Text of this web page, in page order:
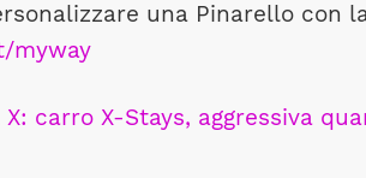
una Pinarello con
myway
carro X-Stays, aggressiva